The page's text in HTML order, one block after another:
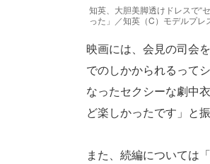
知英、大胆美脚透けドレスで“
った」／知英（C）モデルプレ
映画には、会見の司会
でのしかかられるって
なったセクシーな劇中
ど楽しかったです」と
また、続編については